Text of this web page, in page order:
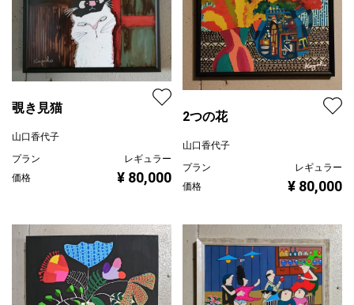
覗き見猫
山口香代子
プラン
レギュラー
価格
¥ 80,000
2つの花
山口香代子
プラン
レギュラー
価格
¥ 80,000